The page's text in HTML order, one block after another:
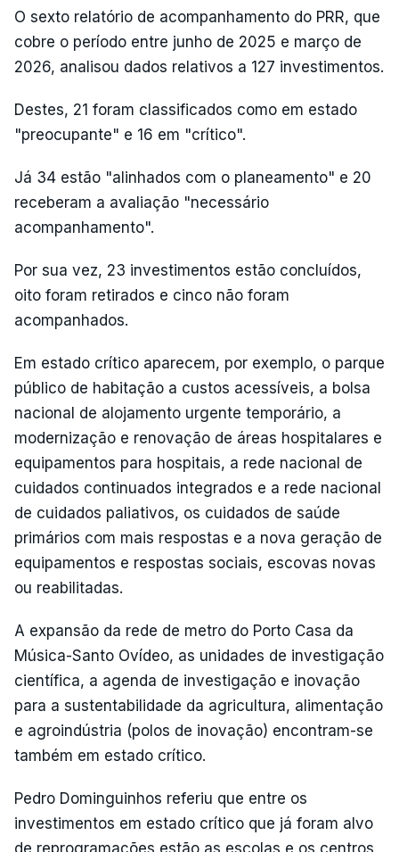
O sexto relatório de acompanhamento do PRR, que
cobre o período entre junho de 2025 e março de
2026, analisou dados relativos a 127 investimentos.
Destes, 21 foram classificados como em estado
"preocupante" e 16 em "crítico".
Já 34 estão "alinhados com o planeamento" e 20
receberam a avaliação "necessário
acompanhamento".
Por sua vez, 23 investimentos estão concluídos,
oito foram retirados e cinco não foram
acompanhados.
Em estado crítico aparecem, por exemplo, o parque
público de habitação a custos acessíveis, a bolsa
nacional de alojamento urgente temporário, a
modernização e renovação de áreas hospitalares e
equipamentos para hospitais, a rede nacional de
cuidados continuados integrados e a rede nacional
de cuidados paliativos, os cuidados de saúde
primários com mais respostas e a nova geração de
equipamentos e respostas sociais, escovas novas
ou reabilitadas.
A expansão da rede de metro do Porto Casa da
Música-Santo Ovídeo, as unidades de investigação
científica, a agenda de investigação e inovação
para a sustentabilidade da agricultura, alimentação
e agroindústria (polos de inovação) encontram-se
também em estado crítico.
Pedro Dominguinhos referiu que entre os
investimentos em estado crítico que já foram alvo
de reprogramações estão as escolas e os centros